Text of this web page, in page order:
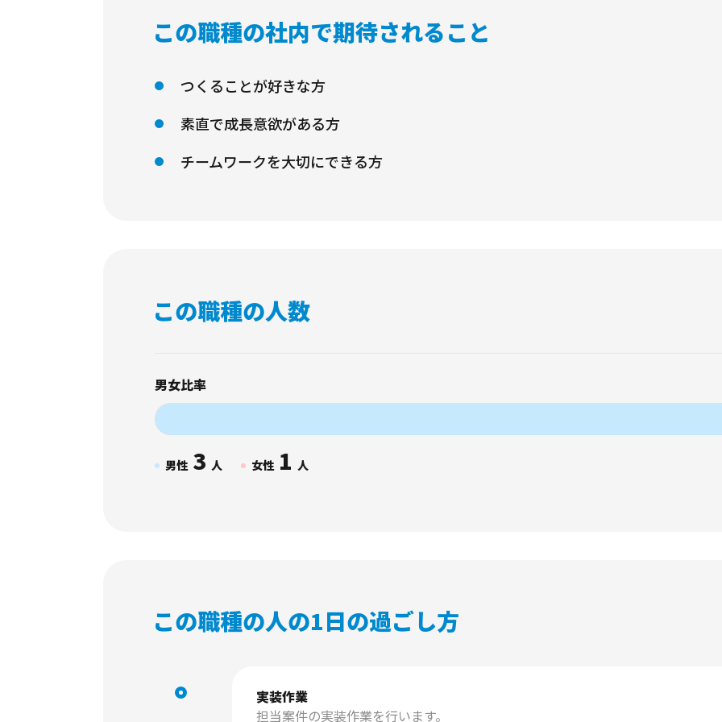
この職種の社内で期待されること
つくることが好きな方
素直で成長意欲がある方
チームワークを大切にできる方
この職種の人数
男女比率
男性3 人 女性1 人
この職種の人の1日の過ごし方
実装作業
担当案件の実装作業を行います。